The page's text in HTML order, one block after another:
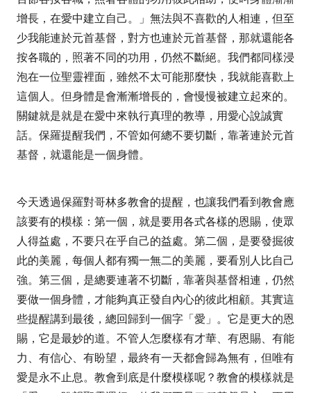
增長，在愛中建立自己。 」 無法與不喜歡的人相連，但至
少我能連於元首基督，對方也連於元首基督，那就還能各
按各職的，照著不同的功用，仍然不斷絕。我們都同樣浸
泡在一位聖靈裡面，雖然不太可能那麼快，我就能喜歡上
這個人。但身體是會漸漸增長的，會慢慢被建立起來的。
關鍵就是就是在愛中來執行真理的教導，用愛心說誠實
話。保羅提醒我們，不管如何總不要切斷，靠著連於元首
基督，就還能是一個身體。
今天透過保羅對哥林多教會的提醒，也讓我們看到教會應
該要有的模樣：第一個，就是要用各式各樣的恩賜，使眾
人得益處，不要只在乎自己的益處。第二個，是要發掘彼
此的美麗，每個人都有獨一無二的美麗，要看別人比自己
強。第三個，是總要連著不切斷，靠著與基督相連，仍然
要做一個身體，才能夠真正發自內心的彼此相顧。其實這
些提醒講到最後，總回歸到一個字「愛」。它是更大的恩
賜，它是最妙的道。不管人怎麼樣有才華、有恩賜、有能
力、有信心、有盼望，最終有一天都會歸為無有，但唯有
愛是永不止息。教會到底是什麼模樣呢？教會的模樣就是